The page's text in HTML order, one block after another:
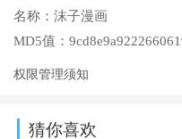
名称： 沫子漫画
MD5值：
权限管理须知
猜你喜欢